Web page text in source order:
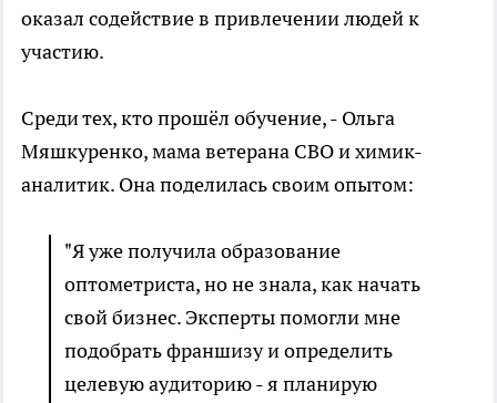
оказал содействие в привлечении людей к
участию.
Среди тех, кто прошёл обучение, - Ольга
Мяшкуренко, мама ветерана СВО и химик-
аналитик. Она поделилась своим опытом:
"Я уже получила образование
оптометриста, но не знала, как начать
свой бизнес. Эксперты помогли мне
подобрать франшизу и определить
целевую аудиторию - я планирую